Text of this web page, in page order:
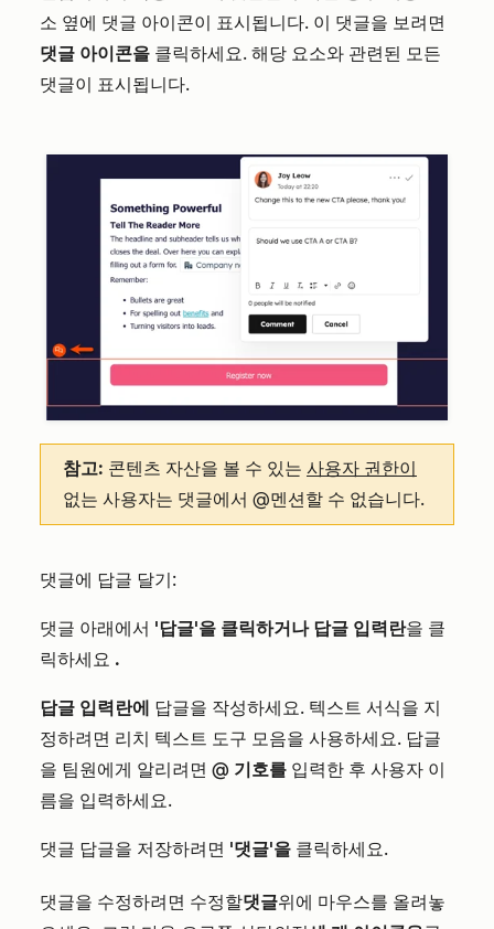
소 옆에 댓글 아이콘이 표시됩니다. 이 댓글을 보려면
댓글 아이콘을 클릭하세요. 해당 요소와 관련된 모든
댓글이 표시됩니다.
참고: 콘텐츠 자산을 볼 수 있는 사용자 권한이
없는 사용자는 댓글에서 @멘션할 수 없습니다.
댓글에 답글 달기:
댓글 아래에서 '답글'을 클릭하거나 답글 입력란을 클
릭하세요 .
답글 입력란에 답글을 작성하세요. 텍스트 서식을 지
정하려면 리치 텍스트 도구 모음을 사용하세요. 답글
을 팀원에게 알리려면 @ 기호를 입력한 후 사용자 이
름을 입력하세요.
댓글 답글을 저장하려면 '댓글'을 클릭하세요.
댓글을 수정하려면 수정할댓글위에 마우스를 올려놓